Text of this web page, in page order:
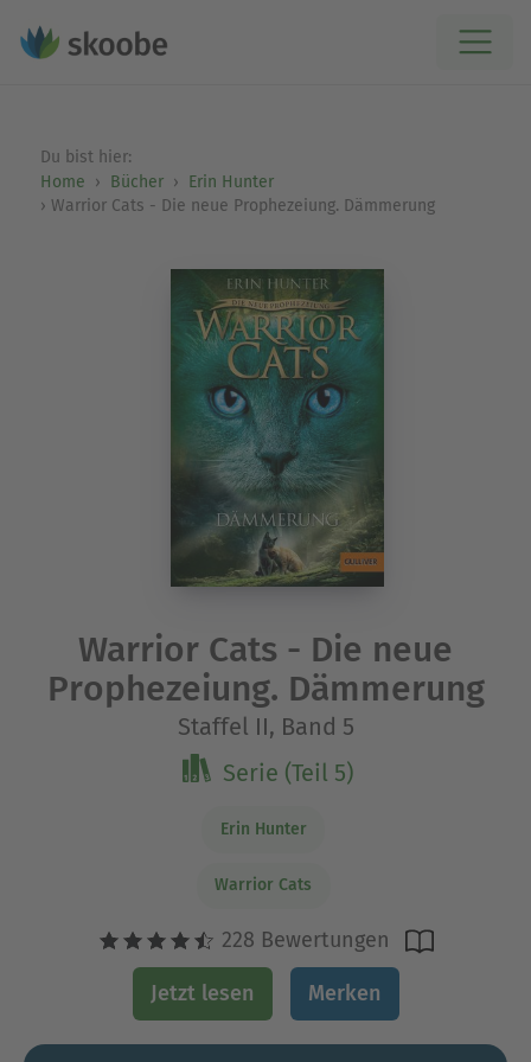
Du bist hier:
Home
Bücher
Erin Hunter
Warrior Cats - Die neue Prophezeiung. Dämmerung
Warrior Cats - Die neue
Prophezeiung. Dämmerung
Staffel II, Band 5
Serie (Teil 5)
Erin Hunter
Warrior Cats
228 Bewertungen
Jetzt lesen Merken